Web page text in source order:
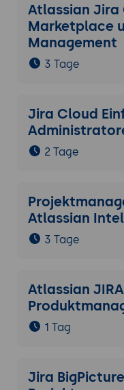
Atlassian
Marketplace
Management
3 Tage
Jira Cloud
2 Tage
Atlassian
3 Tage
Atlassian
1 Tag
Jira